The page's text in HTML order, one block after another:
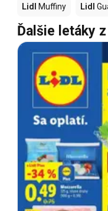
Lidl Muffiny Lidl
Ďalšie letáky